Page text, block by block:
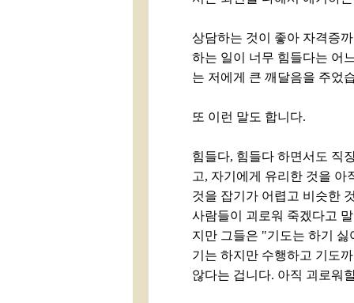
상담하는 것이 좋아 자격증
하는 일이 너무 힘들다는 어
는 저에게 큰 깨달음을 주었
또 이런 말도 합니다.
힘들다, 힘들다 하면서도 직
고, 자기에게 유리한 것을 아
것을 잡기가 어렵고 비슷한
사람들이 괴로워 죽겠다고
지만 그들은 "기도는 하기
기는 하지만 수행하고 기도
않다는 겁니다. 아직 괴로워